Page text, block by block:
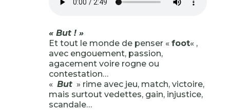
« But ! »
Et tout le monde de penser « foot« ,
avec engouement, passion,
agacement voire rogne ou
contestation…
« But » rime avec jeu, match, victoire,
mais surtout vedettes, gain, injustice,
scandale…